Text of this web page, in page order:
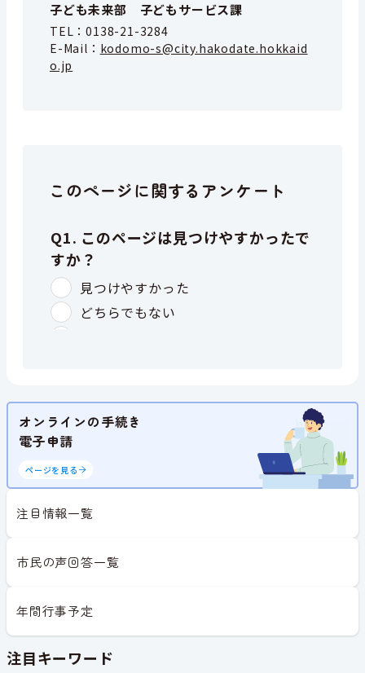
子ども未来部 子どもサービス課
TEL：0138-21-3284
E-Mail： kodomo-s@city.hakodate.hokkaid
o.jp
このページに関するアンケート
オンラインの手続き
電子申請
ページを見る
注目情報一覧
市民の声回答一覧
年間行事予定
注目キーワード